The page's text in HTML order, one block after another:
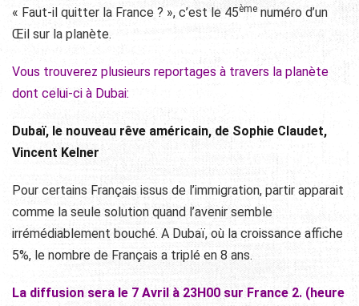
« Faut-il quitter la France ? », c’est le 45ème numéro d’un
Œil sur la planète.
Vous trouverez plusieurs reportages à travers la planète
dont celui-ci à Dubai:
Dubaï, le nouveau rêve américain, de Sophie Claudet,
Vincent Kelner
Pour certains Français issus de l’immigration, partir apparait
comme la seule solution quand l’avenir semble
irrémédiablement bouché. A Dubaï, où la croissance affiche
5%, le nombre de Français a triplé en 8 ans.
La diffusion sera le 7 Avril à 23H00 sur France 2. (heure